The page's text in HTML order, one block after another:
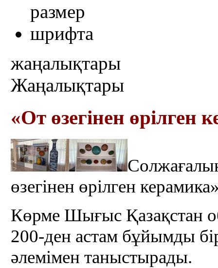
жаңалықтары
Жаңалықтары
«От өзегінен өрілген
өзегінен өрілген
Көрме Шығыс Қазақстан
200-ден астам бұйымды
әлемімен таныстырады.